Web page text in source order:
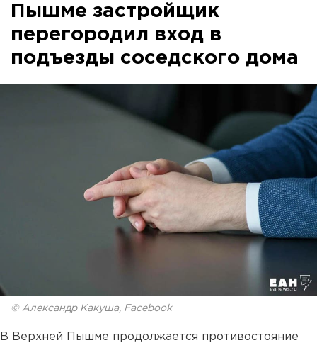
Пышме застройщик
перегородил вход в
подъезды соседского дома
© Александр Какуша, Facebook
В Верхней Пышме продолжается противостояние